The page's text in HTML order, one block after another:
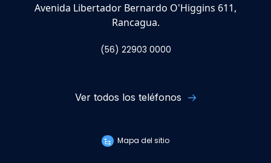
Avenida Libertador Bernardo O'Higgins 611,
Rancagua.
(56) 22903 0000
Ver todos los teléfonos
Mapa del sitio